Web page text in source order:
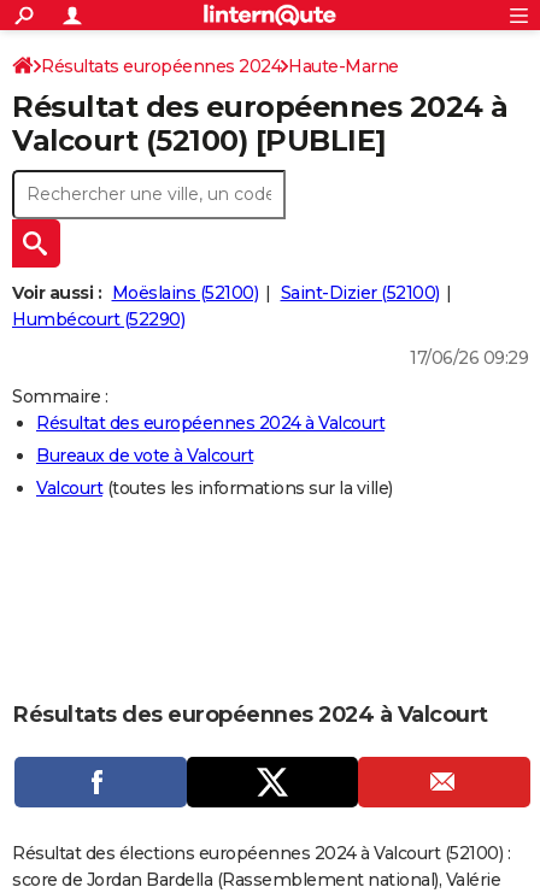
ACTUALITÉS
Politique
Société
Faits Divers
Education
Monde
Villes
+
SPORT
Coupe du monde 2026
Football
Tennis
Cyclisme
Rugby
Forum
CULTURE
Programme TV
TNT
Streaming
Cinéma
Sorties cinéma
Musique
+
FINANCE
Retraite
Impôts
Epargne
Immobilier
Risques naturels par ville
Banque
Assurance
Crédit
AUTO
Essais
Réserver un essai
Citadines
Berlines
SUV
Forum auto
+
HIGH-TECH
Mobiles
Meilleur smartphone
Internet
Ordinateurs
Jeux vidéo
Guide high-tech
+
BRICOLAGE
Guides de France
Escapades
Patrimoine
Expositions
Musées
Week-end nature
LIFESTYLE
Art de vivre
Bien-être
Loisirs
Mode
Modes de vie
CARTE DE VOEUX
Carte de Noël
Carte Bonne année
Carte Saint-Valentin
Carte Pâques
Carte d'anniversaire
DICTIONNAIRE
Dictionnaire
Biographies
Citations
Expressions
Proverbes
PROGRAMME TV
COPAINS D'AVANT
S'inscrire
Connexion
Résultats européennes 2024 Haute-Marne
Résultat des européennes 2024 à
Valcourt (52100) [PUBLIE]
Voir aussi : Moëslains (52100)
Saint-Dizier (52100)
Humbécourt (52290)
17/06/26 09:29
Sommaire :
Résultat des européennes 2024 à Valcourt
Bureaux de vote à Valcourt
Valcourt(toutes les informations sur la ville)
Résultats des européennes 2024 à Valcourt
Résultat des élections européennes 2024 à Valcourt (52100) :
score de Jordan Bardella (Rassemblement national), Valérie